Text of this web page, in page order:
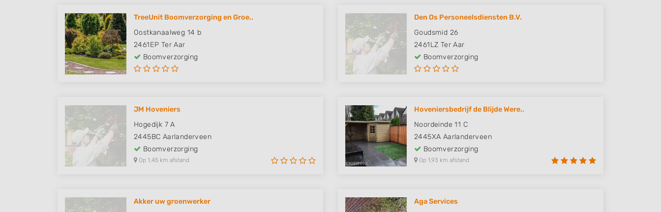
TreeUnit Boomverzorging en Groe..
Oostkanaalweg 14 b
2461EP Ter Aar
Boomverzorging
Den Os Personeelsdiensten B.V.
Goudsmid 26
2461LZ Ter Aar
Boomverzorging
JM Hoveniers
Hogedijk 7 A
2445BC Aarlanderveen
Boomverzorging
Op 1,45 km afstand
Hoveniersbedrijf de Blijde Were..
Noordeinde 11 C
2445XA Aarlanderveen
Boomverzorging
Op 1,93 km afstand
Akker uw groenwerker
Aga Services